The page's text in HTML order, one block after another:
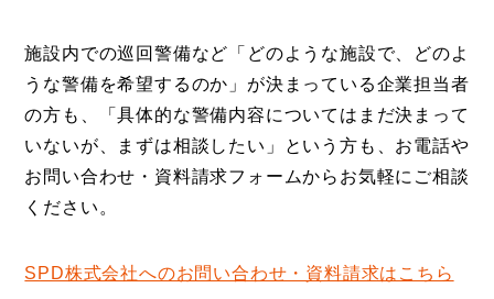
施設内での巡回警備など「どのような施設で、どのよ
うな警備を希望するのか」が決まっている企業担当者
の方も、「具体的な警備内容についてはまだ決まって
いないが、まずは相談したい」という方も、お電話や
お問い合わせ・資料請求フォームからお気軽にご相談
ください。
SPD株式会社へのお問い合わせ・資料請求はこちら